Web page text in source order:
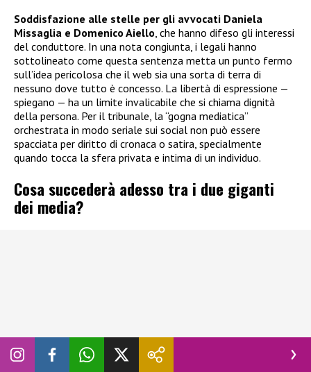
Soddisfazione alle stelle per gli avvocati Daniela
Missaglia e Domenico Aiello, che hanno difeso gli interessi
del conduttore. In una nota congiunta, i legali hanno
sottolineato come questa sentenza metta un punto fermo
sull’idea pericolosa che il web sia una sorta di terra di
nessuno dove tutto è concesso. La libertà di espressione —
spiegano — ha un limite invalicabile che si chiama dignità
della persona. Per il tribunale, la “gogna mediatica”
orchestrata in modo seriale sui social non può essere
spacciata per diritto di cronaca o satira, specialmente
quando tocca la sfera privata e intima di un individuo.
Cosa succederà adesso tra i due giganti
dei media?